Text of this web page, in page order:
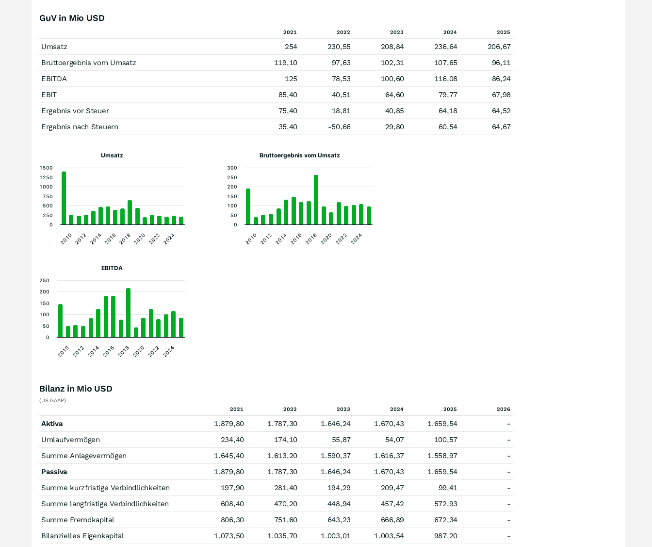
GuV in Mio USD
2021 2022 2023 2024 2025
Umsatz 254 230,55 208,84 236,64
206,67
Bruttoergebnis vom Umsatz
119,10 97,63 102,31 107,65
96,11
EBITDA
125 78,53 100,60 116,08
86,24
EBIT
85,40 40,51 64,60 79,77
67,98
Ergebnis vor Steuer
75,40 18,81 40,85 64,18
64,52
Ergebnis nach Steuern
35,40 -50,66 29,80 60,54 64,67
Umsatz
2010 2012 2014 2016 2018 2020 2022 2024
0
250
500
750
1000
1250
1500
Bruttoergebnis vom Umsatz
2010 2012 2014 2016 2018 2020 2022 2024
0
50
100
150
200
250
300
EBITDA
2010 2012 2014 2016 2018 2020 2022 2024
0
50
100
150
200
250
Bilanz in Mio USD
(US GAAP)
2021
2022 2023 2024 2025 2026
Aktiva 1.879,80 1.787,30 1.646,24 1.670,43 1.659,54
-
Umlaufvermögen
234,40 174,10 55,87 54,07 100,57
-
Summe Anlagevermögen
1.645,40 1.613,20 1.590,37 1.616,37 1.558,97
-
Passiva
1.879,80 1.787,30 1.646,24 1.670,43 1.659,54
-
Summe kurzfristige Verbindlichkeiten
197,90 281,40 194,29 209,47 99,41
-
Summe langfristige Verbindlichkeiten
608,40 470,20 448,94 457,42 572,93
-
Summe Fremdkapital
806,30 751,60 643,23 666,89 672,34
-
Bilanzielles Eigenkapital
1.073,50 1.035,70 1.003,01 1.003,54 987,20
-